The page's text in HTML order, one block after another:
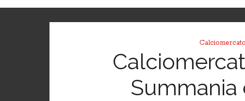
Calciomercato
Summania